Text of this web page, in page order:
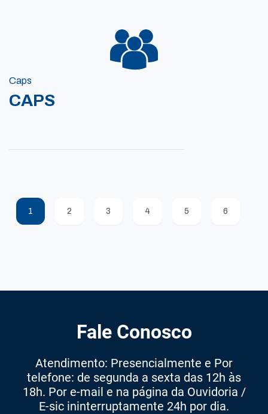
Caps
CAPS
1 2 3 4 5 6
Fale Conosco
Atendimento: Presencialmente e Por
telefone: de segunda a sexta das 12h às
18h. Por e-mail e na página da Ouvidoria /
E-sic ininterruptamente 24h por dia.